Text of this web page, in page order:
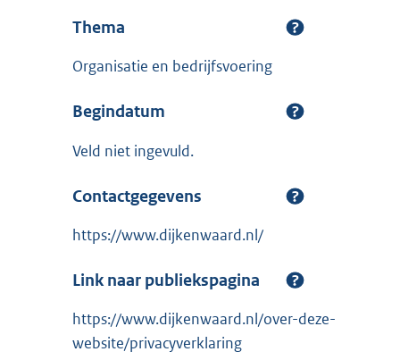
Thema
Organisatie en bedrijfsvoering
Begindatum
Veld niet ingevuld.
Contactgegevens
https://www.dijkenwaard.nl/
Link naar publiekspagina
https://www.dijkenwaard.nl/over-deze-
website/privacyverklaring